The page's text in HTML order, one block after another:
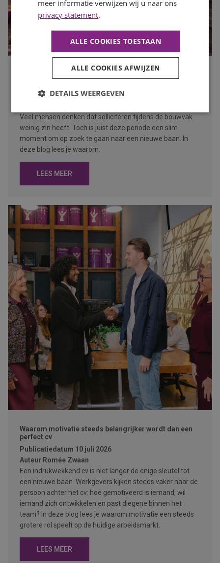
Publicatiedatum27 juli 2026
Veel mensen denken dat solliciteren tijdens de bouwvak
weinig zin heeft. Toch is juist deze periode een slim
moment om op zoek te gaan naar een nieuwe baan. In
deze blog lees je waarom.
LEES MEER
Waarom motivatie steeds belangrijker wordt dan een
perfect cv
Publicatiedatum 10 juli 2026
Auteur Romée Zwaan
Een indrukwekkend cv is niet langer de enige sleutel tot
een nieuwe baan. Werkgevers kijken steeds vaker naar de
persoon achter het cv: hoe gemotiveerd is iemand, wil
iemand zich ontwikkelen en past diegene binnen het
team? In deze blog lees je waarom motivatie een steeds
grotere rol speelt op de huidige arbeidsmarkt.
LEES MEER
meer informatie verwijzen wij u naar ons
privacy statement.
ALLE COOKIES TOESTAAN
ALLE COOKIES AFWIJZEN
DETAILS WEERGEVEN